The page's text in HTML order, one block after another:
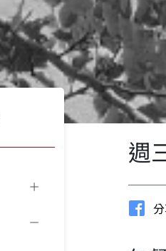
週